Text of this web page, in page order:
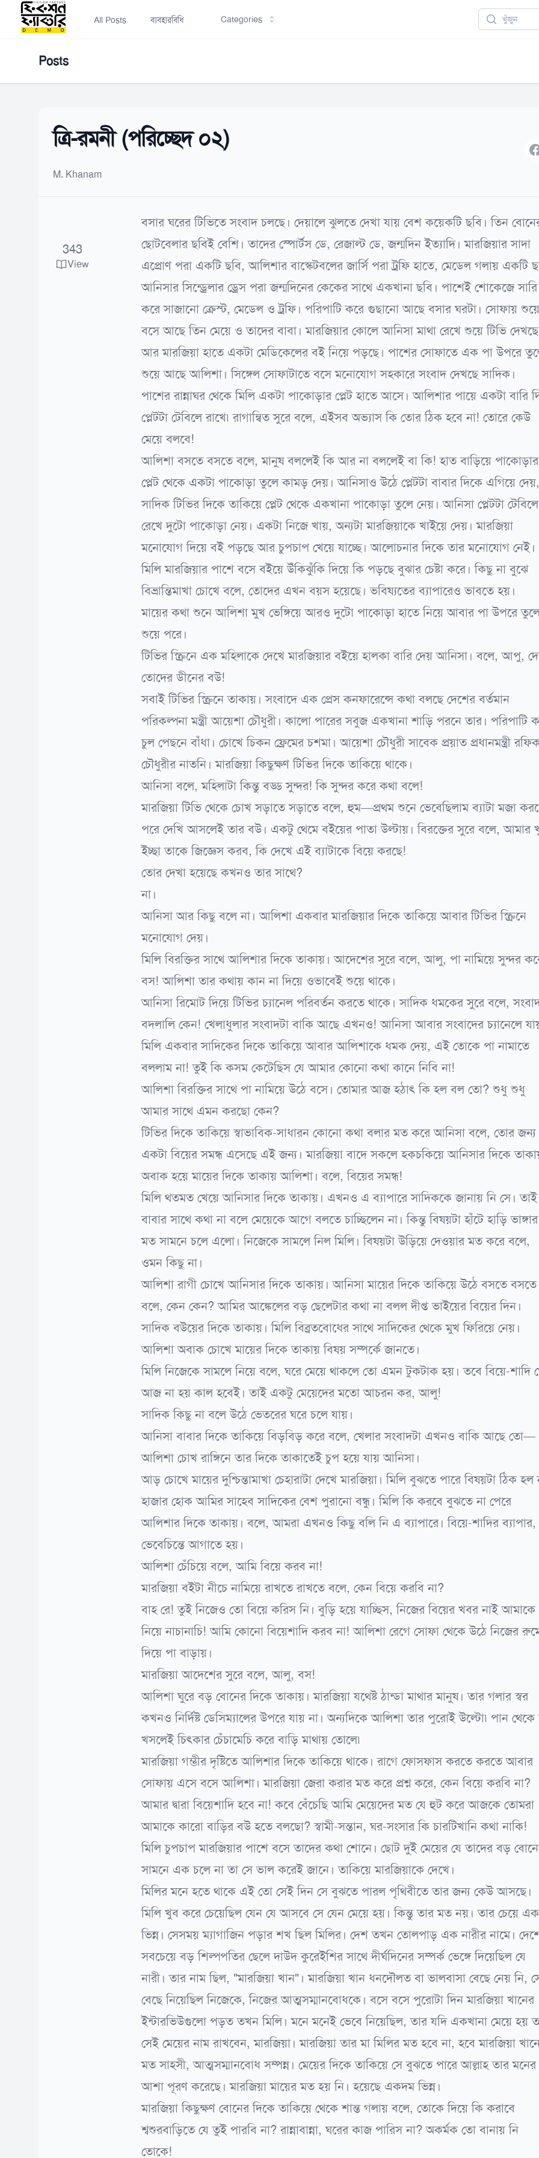
All Posts ব্যবহারবিধি Categories Search
Posts
ত্রি-রমনী (পরিচ্ছেদ ০২)
M. Khanam
343
View
বসার ঘরের টিভিতে সংবাদ চলছে। দেয়ালে ঝুলতে দেখা যায় বেশ কয়েকটি ছবি। তিন
ছোটবেলার ছবিই বেশি। তাদের স্পোর্টস ডে, রেজাল্ট ডে, জন্মদিন ইত্যাদি। মারজিয়ার সাদা
এপ্রোণ পরা একটি ছবি, আলিশার বাস্কেটবলের জার্সি পরা ট্রফি হাতে, মেডেল গলায় একটি
আনিসার সিন্ড্রেলার ড্রেস পরা জন্মদিনের কেকের সাথে একখানা ছবি। পাশেই শোকেজে সারি
করে সাজানো ক্রেস্ট, মেডেল ও ট্রফি। পরিপাটি করে গুছানো আছে বসার ঘরটা। সোফায়
বসে আছে তিন মেয়ে ও তাদের বাবা। মারজিয়ার কোলে আনিসা মাথা রেখে শুয়ে টিভি দেখছে
আর মারজিয়া হাতে একটা মেডিকেলের বই নিয়ে পড়ছে। পাশের সোফাতে এক পা উপরে
শুয়ে আছে আলিশা। সিঙ্গেল সোফাটাতে বসে মনোযোগ সহকারে সংবাদ দেখছে সাদিক।
পাশের রান্নাঘর থেকে মিলি একটা পাকোড়ার প্লেট হাতে আসে। আলিশার পায়ে একটা বারি
প্লেটটা টেবিলে রাখে৷ রাগান্বিত সুরে বলে, এইসব অভ্যাস কি তোর ঠিক হবে না! তোরে কেউ
মেয়ে বলবে!
আলিশা বসতে বসতে বলে, মানুষ বললেই কি আর না বললেই বা কি! হাত বাড়িয়ে পাকোড়ার
প্লেট থেকে একটা পাকোড়া তুলে কামড় দেয়। আনিসাও উঠে প্লেটটা বাবার দিকে এগিয়ে
সাদিক টিভির দিকে তাকিয়ে প্লেট থেকে একখানা পাকোড়া তুলে নেয়। আনিসা প্লেটটা টেবিলে
রেখে দুটো পাকোড়া নেয়। একটা নিজে খায়, অন্যটা মারজিয়াকে খাইয়ে দেয়। মারজিয়া
মনোযোগ দিয়ে বই পড়ছে আর চুপচাপ খেয়ে যাচ্ছে। আলোচনার দিকে তার মনোযোগ নেই।
মিলি মারজিয়ার পাশে বসে বইয়ে উঁকিঝুঁকি দিয়ে কি পড়ছে বুঝার চেষ্টা করে। কিছু না বুঝে
বিভ্রান্তিমাখা চোখে বলে, তোদের এখন বয়স হয়েছে। ভবিষ্যতের ব্যাপারেও ভাবতে হয়।
মায়ের কথা শুনে আলিশা মুখ ভেঙ্গিয়ে আরও দুটো পাকোড়া হাতে নিয়ে আবার পা উপরে
শুয়ে পরে।
টিভির স্ক্রিনে এক মহিলাকে দেখে মারজিয়ার বইয়ে হালকা বারি দেয় আনিসা। বলে, আপু,
তোদের ডীনের বউ!
সবাই টিভির স্ক্রিনে তাকায়। সংবাদে এক প্রেস কনফারেন্সে কথা বলছে দেশের বর্তমান
পরিকল্পনা মন্ত্রী আয়েশা চৌধুরী। কালো পারের সবুজ একখানা শাড়ি পরনে তার। পরিপাটি
চুল পেছনে বাঁধা। চোখে চিকন ফ্রেমের চশমা। আয়েশা চৌধুরী সাবেক প্রয়াত প্রধানমন্ত্রী
চৌধুরীর নাতনি। মারজিয়া কিছুক্ষণ টিভির দিকে তাকিয়ে থাকে।
আনিসা বলে, মহিলাটা কিন্তু বড্ড সুন্দর! কি সুন্দর করে কথা বলে!
মারজিয়া টিভি থেকে চোখ সড়াতে সড়াতে বলে, হুম—প্রথম শুনে ভেবেছিলাম ব্যাটা মজা
পরে দেখি আসলেই তার বউ। একটু থেমে বইয়ের পাতা উল্টায়। বিরক্তের সুরে বলে, আমার
ইচ্ছা তাকে জিজ্ঞেস করব, কি দেখে এই ব্যাটাকে বিয়ে করছে!
তোর দেখা হয়েছে কখনও তার সাথে?
না।
আনিসা আর কিছু বলে না। আলিশা একবার মারজিয়ার দিকে তাকিয়ে আবার টিভির স্ক্রিনে
মনোযোগ দেয়।
মিলি বিরক্তির সাথে আলিশার দিকে তাকায়। আদেশের সুরে বলে, আলু, পা নামিয়ে সুন্দর
বস! আলিশা তার কথায় কান না দিয়ে ওভাবেই শুয়ে থাকে।
আনিসা রিমোট দিয়ে টিভির চ্যানেল পরিবর্তন করতে থাকে। সাদিক ধমকের সুরে বলে,
বদলালি কেন! খেলাধুলার সংবাদটা বাকি আছে এখনও! আনিসা আবার সংবাদের চ্যানেলে
মিলি একবার সাদিকের দিকে তাকিয়ে আবার আলিশাকে ধমক দেয়, এই তোকে পা নামাতে
বললাম না! তুই কি কসম কেটেছিস যে আমার কোনো কথা কানে নিবি না!
আলিশা বিরক্তির সাথে পা নামিয়ে উঠে বসে। তোমার আজ হঠাৎ কি হল বল তো? শুধু শুধু
আমার সাথে এমন করছো কেন?
টিভির দিকে তাকিয়ে স্বাভাবিক-সাধারন কোনো কথা বলার মত করে আনিসা বলে, তোর জন্য
একটা বিয়ের সমন্ধ এসেছে এই জন্য। মারজিয়া বাদে সকলে হকচকিয়ে আনিসার দিকে
অবাক হয়ে মায়ের দিকে তাকায় আলিশা। বলে, বিয়ের সমন্ধ!
মিলি থতমত খেয়ে আনিসার দিকে তাকায়। এখনও এ ব্যাপারে সাদিককে জানায় নি সে। তাই
বাবার সাথে কথা না বলে মেয়েকে আগে বলতে চাচ্ছিলেন না। কিন্তু বিষয়টা হাঁটে হাড়ি ভাঙ্গার
মত সামনে চলে এলো। নিজেকে সামলে নিল মিলি। বিষয়টা উড়িয়ে দেওয়ার মত করে বলে,
ওমন কিছু না।
আলিশা রাগী চোখে আনিসার দিকে তাকায়। আনিসা মায়ের দিকে তাকিয়ে উঠে বসতে বসতে
বলে, কেন কেন? আমির আঙ্কেলের বড় ছেলেটার কথা না বলল দীপ্ত ভাইয়ের বিয়ের দিন।
সাদিক বউয়ের দিকে তাকায়। মিলি বিব্রতবোধের সাথে সাদিকের থেকে মুখ ফিরিয়ে নেয়।
আলিশা অবাক চোখে মায়ের দিকে তাকায় বিষয় সম্পর্কে জানতে।
মিলি নিজেকে সামলে নিয়ে বলে, ঘরে মেয়ে থাকলে তো এমন টুকটাক হয়। তবে বিয়ে-শাদি
আজ না হয় কাল হবেই। তাই একটু মেয়েদের মতো আচরন কর, আলু!
সাদিক কিছু না বলে উঠে ভেতরের ঘরে চলে যায়।
আনিসা বাবার দিকে তাকিয়ে বিড়বিড় করে বলে, খেলার সংবাদটা এখনও বাকি আছে তো—
আলিশা চোখ রাঙ্গিনে তার দিকে তাকাতেই চুপ হয়ে যায় আনিসা।
আড় চোখে মায়ের দুশ্চিন্তামাখা চেহারাটা দেখে মারজিয়া। মিলি বুঝতে পারে বিষয়টা ঠিক হল
হাজার হোক আমির সাহেব সাদিকের বেশ পুরানো বন্ধু। মিলি কি করবে বুঝতে না পেরে
আলিশার দিকে তাকায়। বলে, আমরা এখনও কিছু বলি নি এ ব্যাপারে। বিয়ে-শাদির ব্যাপার,
ভেবেচিন্তে আগাতে হয়।
আলিশা চেঁচিয়ে বলে, আমি বিয়ে করব না!
মারজিয়া বইটা নীচে নামিয়ে রাখতে রাখতে বলে, কেন বিয়ে করবি না?
বাহ রে! তুই নিজেও তো বিয়ে করিস নি। বুড়ি হয়ে যাচ্ছিস, নিজের বিয়ের খবর নাই আমাকে
নিয়ে নাচানাচি! আমি কোনো বিয়েশাদি করব না! আলিশা রেগে সোফা থেকে উঠে নিজের
দিয়ে পা বাড়ায়।
মারজিয়া আদেশের সুরে বলে, আলু, বস!
আলিশা ঘুরে বড় বোনের দিকে তাকায়। মারজিয়া যথেষ্ট ঠান্ডা মাথার মানুষ। তার গলার স্বর
কখনও নির্দিষ্ট ডেসিম্যালের উপরে যায় না। অন্যদিকে আলিশা তার পুরোই উল্টো৷ পান
খসলেই চিৎকার চেঁচামেচি করে বাড়ি মাথায় তোলে৷
মারজিয়া গম্ভীর দৃষ্টিতে আলিশার দিকে তাকিয়ে থাকে। রাগে ফোসফাস করতে করতে আবার
সোফায় এসে বসে আলিশা। মারজিয়া জেরা করার মত করে প্রশ্ন করে, কেন বিয়ে করবি না?
আমার দ্বারা বিয়েশাদি হবে না! কবে বেঁচেছি আমি মেয়েদের মত যে হুট করে আজকে তোমরা
আমাকে কারো বাড়ির বউ হতে বলছো? স্বামী-সন্তান, ঘর-সংসার কি চারটিখানি কথা নাকি!
মিলি চুপচাপ মারজিয়ার পাশে বসে তাদের কথা শোনে। ছোট দুই মেয়ের যে তাদের বড়
সামনে এক চলে না তা সে ভাল করেই জানে। তাকিয়ে মারজিয়াকে দেখে।
মিলির মনে হতে থাকে এই তো সেই দিন সে বুঝতে পারল পৃথিবীতে তার জন্য কেউ আসছে।
মিলি খুব করে চেয়েছিল যেন যে আসবে সে যেন মেয়ে হয়। কিন্তু তার মত নয়। তার চেয়ে
ভিন্ন। সেসময় ম্যাগাজিন পড়ার শখ ছিল মিলির। দেশ তখন তোলপাড় এক নারীর নামে।
সবচেয়ে বড় শিল্পপতির ছেলে দাউদ কুরেইশির সাথে দীর্ঘদিনের সম্পর্ক ভেঙ্গে দিয়েছিল যে
নারী। তার নাম ছিল, "মারজিয়া খান"। মারজিয়া খান ধনদৌলত বা ভালবাসা বেছে নেয় নি,
বেছে নিয়েছিল নিজেকে, নিজের আত্মসম্মানবোধকে। বসে বসে পুরোটা দিন মারজিয়া খানের
ইন্টারভিউগুলো পড়ত তখন মিলি। মনে মনেই ভেবে নিয়েছিল, তার যদি একখানা মেয়ে হয়
সেই মেয়ের নাম রাখবেন, মারজিয়া। মারজিয়া তার মা মিলির মত হবে না, হবে মারজিয়া
মত সাহসী, আত্মসম্মানবোধ সম্পন্ন। মেয়ের দিকে তাকিয়ে সে বুঝতে পারে আল্লাহ তার মনের
আশা পূরণ করেছে। মারজিয়া মায়ের মত হয় নি। হয়েছে একদম ভিন্ন।
মারজিয়া কিছুক্ষণ বোনের দিকে তাকিয়ে থেকে শান্ত গলায় বলে, তোকে দিয়ে কি করাবে
শ্বশুরবাড়িতে যে তুই পারবি না? রান্নাবান্না, ঘরের কাজ পারিস না? অকর্মক তো বানায় নি
তোকে!